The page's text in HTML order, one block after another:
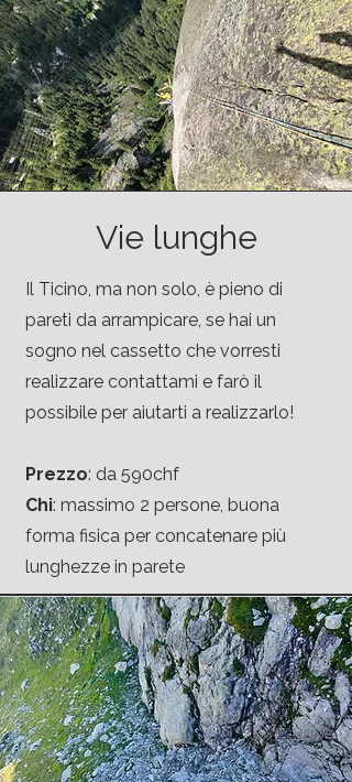
Vie lunghe
Il Ticino, ma non solo, è pieno di
pareti da arrampicare, se hai un
sogno nel cassetto che vorresti
realizzare contattami e farò il
possibile per aiutarti a realizzarlo!
Prezzo: da 590chf
Chi: massimo 2 persone, buona
forma fisica per concatenare più
lunghezze in parete